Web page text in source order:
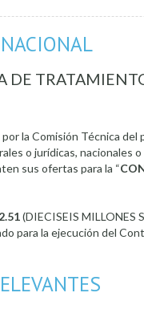
la Comisión Técnica
o jurídicas,
sus ofertas para la “
(DIECISEIS MILLONES
para la ejecución del